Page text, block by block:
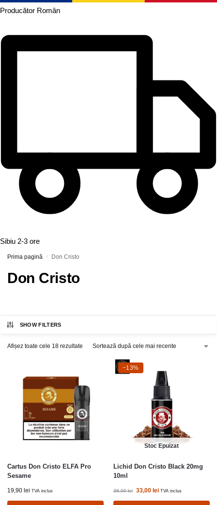
Producător Român
Sibiu 2-3 ore
Prima pagină / Don Cristo
Don Cristo
SHOW FILTERS
Afișez toate cele 18 rezultate
Cartus Don Cristo ELFA Pro
Sesame
19,90 lei TVA inclus
-13%
Stoc Epuizat
−13%
Lichid Don Cristo Black 20mg
10ml
38,00lei 33,00 lei TVA inclus